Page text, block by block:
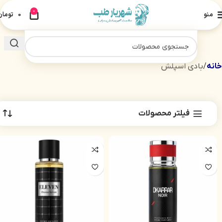
منو 0
0
خانه بادی اسپلش
فیلتر محصولات